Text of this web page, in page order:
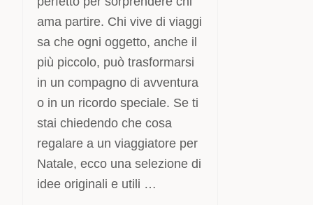
ama partire. Chi vive di viaggi
sa che ogni oggetto, anche il
più piccolo, può trasformarsi
in un compagno di avventura
o in un ricordo speciale. Se ti
stai chiedendo che cosa
regalare a un viaggiatore per
Natale, ecco una selezione di
idee originali e utili …